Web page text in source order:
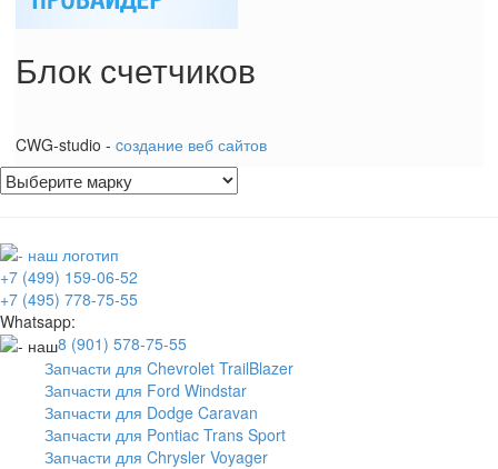
Блок счетчиков
CWG-studio - cоздание веб сайтов
+7 (499) 159-06-52
+7 (495) 778-75-55
Whatsapp:
8 (901) 578-75-55
Запчасти для Chevrolet TrailBlazer
Запчасти для Ford Windstar
Запчасти для Dodge Caravan
Запчасти для Pontiac Trans Sport
Запчасти для Chrysler Voyager